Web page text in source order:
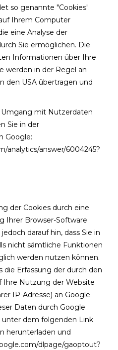
so genannte "Cookies".
Ihrem Computer
eine Analyse der
Sie ermöglichen. Die
Informationen über Ihre
werden in der Regel an
den USA übertragen und
mit Nutzerdaten
Sie in der
Google:
analytics/answer/6004245?
der Cookies durch eine
Ihrer Browser-Software
darauf hin, dass Sie in
nicht sämtliche Funktionen
werden nutzen können.
die Erfassung der durch den
Ihre Nutzung der Website
IP-Adresse) an Google
Daten durch Google
unter dem folgenden Link
herunterladen und
dlpage/gaoptout?